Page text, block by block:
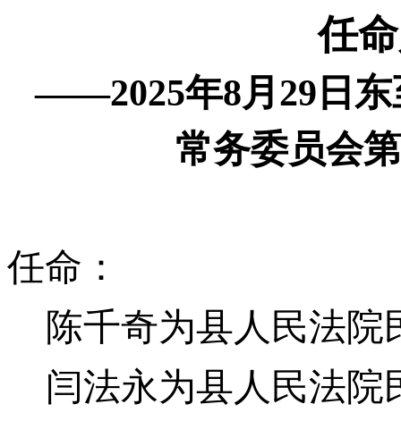
任命
——2025年8月 29 日
常务委员会第
任命：
陈千奇为县人民法
闫法永为县人民法